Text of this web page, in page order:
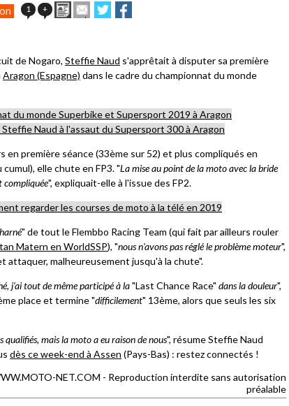
1 + ImprimerEnvoyer
cet
un
ami
Partager
sur
sur
de Nogaro, Steffie Naud s'apprêtait à disputer sa première
Aragon (Espagne) dans le cadre du championnat du monde
du monde Superbike et Supersport 2019 à Aragon
Steffie Naud à l'assaut du Supersport 300 à Aragon
en première séance (33ème sur 52) et plus compliqués en
elle chute en FP3. "La mise au point de la moto avec la bride
compliquée", expliquait-elle à l'issue des FP2.
regarder les courses de moto à la télé en 2019
" de tout le Flembbo Racing Team (qui fait par ailleurs rouler
Matern en WorldSSP), "nous n'avons pas réglé le problème moteur",
malheureusement jusqu'à la chute".
j’ai tout de même participé à la"Last Chance Race" dans la douleur",
place et termine "difficilement" 13ème, alors que seuls les six
mais la moto a eu raison de nous", résume Steffie Naud
dès ce week-end à Assen (Pays-Bas) : restez connectés !
NET.COM - Reproduction interdite sans autorisation
préalable